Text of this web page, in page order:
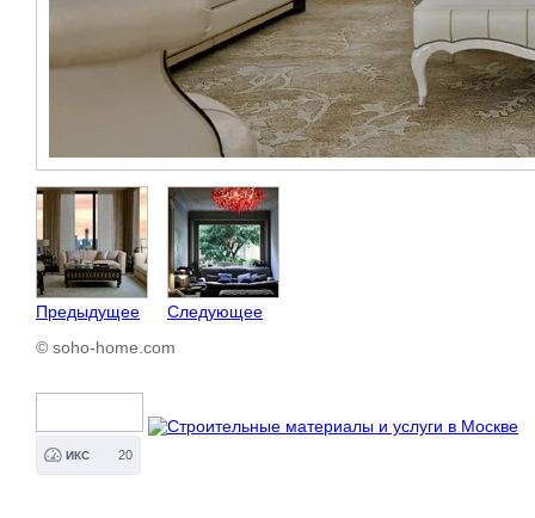
Предыдущее
Следующее
© soho-home.com
ИКС 20